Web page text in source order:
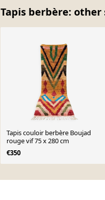
Tapis berbère:
Tapis couloir berbère Boujad
rouge vif 75 x 280 cm
€350